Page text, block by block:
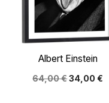
Albert Einstein
64,00 €34,00 €